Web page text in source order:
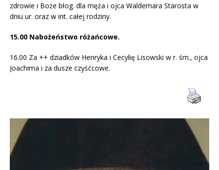
zdrowie i Boże błog. dla męża i ojca Waldemara Starosta w
dniu ur. oraz w int. całej rodziny.
15.00 Nabożeństwo różańcowe.
16.00 Za ++ dziadków Henryka i Cecylię Lisowski w r. śm., ojca
Joachima i za dusze czyśćcowe.